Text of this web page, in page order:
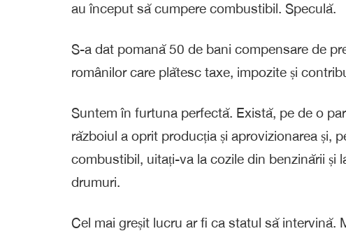
au început să cumpere combustibil. Speculă.
S-a dat pomană 50 de bani compensare de
românilor care plătesc taxe, impozite și
Suntem în furtuna perfectă. Există, pe de o
războiul a oprit producția și aprovizionarea și,
combustibil, uitați-va la cozile din benzinării și
drumuri.
Cel mai greșit lucru ar fi ca statul să intervină.